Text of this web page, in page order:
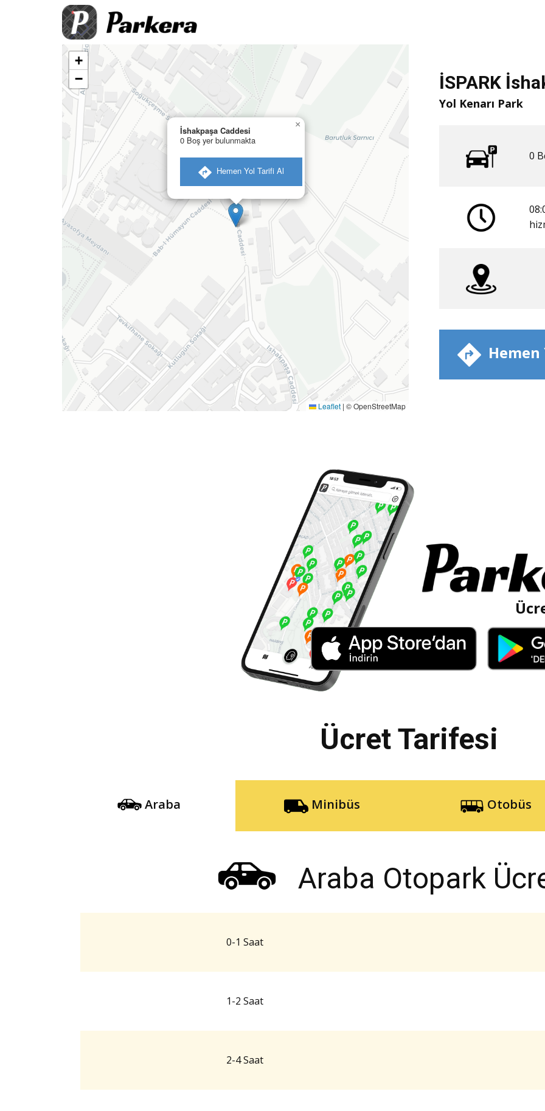
İshakpaşa Caddesi
0 Boş yer bulunmakta
​ Hemen Yol Tarifi Al
×
+
−
Leaflet | © OpenStreetMap
İSPARK
Yol Kenarı Park
0
Ücret Tarifesi
Araba Minibüs Otobüs
Araba Otopark
0-1 Saat
1-2 Saat
2-4 Saat